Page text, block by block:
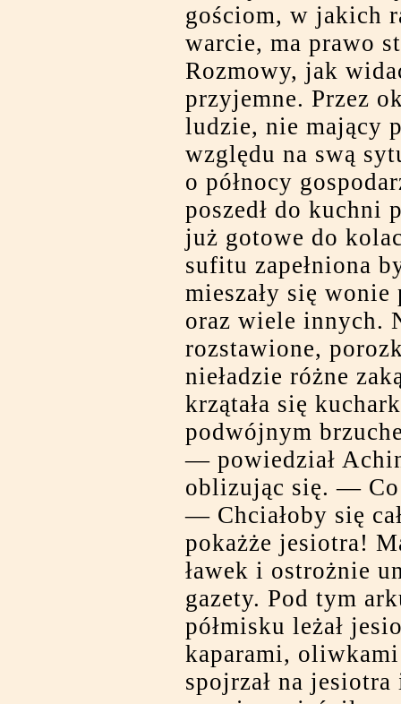
gościom, w jakich
warcie, ma prawo
Rozmowy, jak
przyjemne. Przez
ludzie, nie mający
względu na swą
o północy
poszedł do kuchni
już gotowe do
sufitu zapełniona
mieszały się
oraz wiele innych.
rozstawione,
nieładzie różne
krzątała się
podwójnym
— powiedział
oblizując się. — Co
— Chciałoby się
pokażże jesiotra!
ławek i ostrożnie
gazety. Pod tym
półmisku leżał
kaparami,
spojrzał na